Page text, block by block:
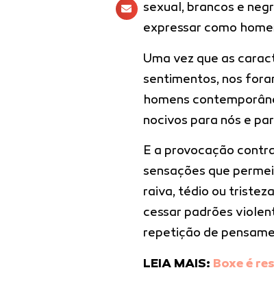
sexual, brancos e
expressar como
Uma vez que as
sentimentos, nos
homens
nocivos para nós e
E a provocação
sensações que
raiva, tédio ou
cessar padrões
repetição de
LEIA MAIS: Boxe é